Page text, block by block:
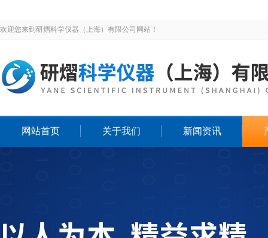
欢迎您来到研熠科学仪器（上海）有限公司网站！
网站首页 关于我们 新闻资讯